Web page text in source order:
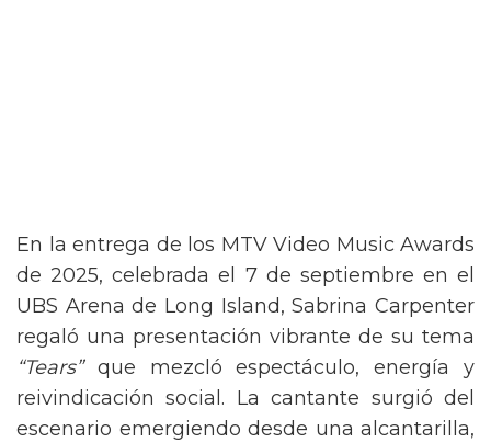
En la entrega de los MTV Video Music Awards
de 2025, celebrada el 7 de septiembre en el
UBS Arena de Long Island, Sabrina Carpenter
regaló una presentación vibrante de su tema
“Tears”que mezcló espectáculo, energía y
reivindicación social. La cantante surgió del
escenario emergiendo desde una alcantarilla,